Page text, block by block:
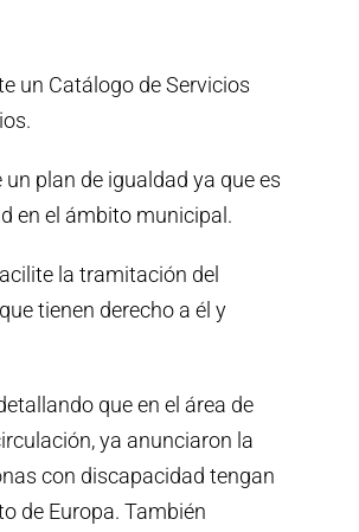
un Catálogo de Servicios
plan de igualdad ya que es
en el ámbito municipal.
la tramitación del
tienen derecho a él y
que en el área de
ya anunciaron la
con discapacidad tengan
de Europa. También